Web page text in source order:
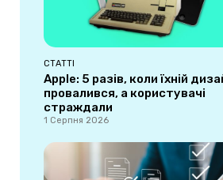
СТАТТІ
Apple: 5 разів, коли їхній
провалився, а користувачі
страждали
1 Серпня 2026